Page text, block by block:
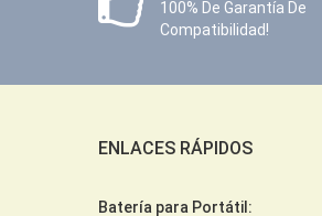
100% De Garantía De
Compatibilidad!
ENLACES RÁPIDOS
Batería para Portátil: